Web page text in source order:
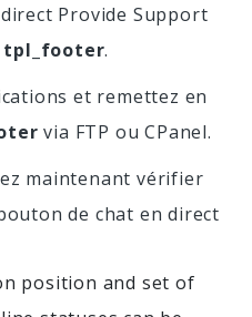
Provide Support
tpl_footer.
et remettez en
via FTP ou CPanel.
maintenant vérifier
de chat en direct
position and set of